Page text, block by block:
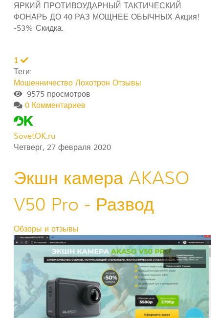
ЯРКИЙ ПРОТИВОУДАРНЫЙ ТАКТИЧЕСКИЙ
ФОНАРЬ ДО 40 РАЗ МОЩНЕЕ ОБЫЧНЫХ Акция!
-53% Скидка.
1
Теги:
Мошенничество Лохотрон Отзывы
9575 просмотров
0 Комментариев
SovetOK.ru
Четверг, 27 февраля 2020
Экшн камера AKASO
V50 Pro - Развод
Обзоры и отзывы